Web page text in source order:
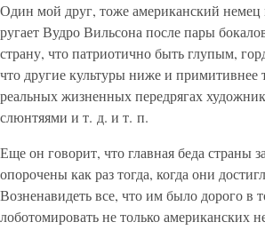
Один мой друг, тоже американский
ругает Вудро Вильсона после пары
страну, что патриотично быть глупым,
что другие культуры ниже и
реальных жизненных передрягах
слюнтяями и т. д. и т. п.
Еще он говорит, что главная беда страны
опорочены как раз тогда, когда они
Возненавидеть все, что им было дорого в
лоботомировать не только американских